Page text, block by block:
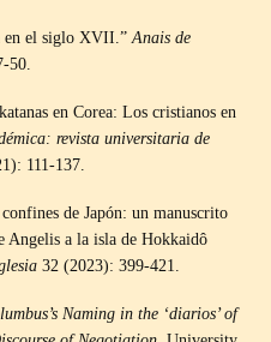
en el siglo XVII.”Anais de
50.
en Corea: Los cristianos en
revista universitaria de
111-137.
de Japón: un manuscrito
Angelis a la isla de Hokkaidô
32 (2023): 399-421.
Naming in the ‘diarios’ of